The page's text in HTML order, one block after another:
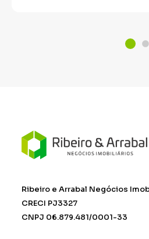
Ribeiro e Arrabal Negócios
CRECI PJ3327
CNPJ 06.879.481/0001-33